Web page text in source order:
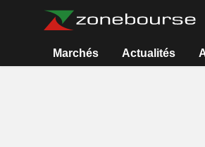
Marchés Actualités